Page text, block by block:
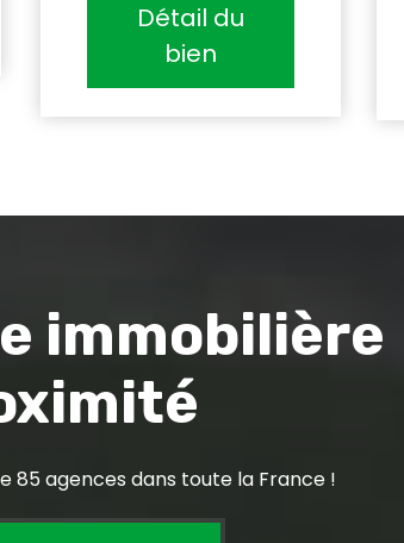
Détail du
bien
immobilière
85 agences dans toute la France !